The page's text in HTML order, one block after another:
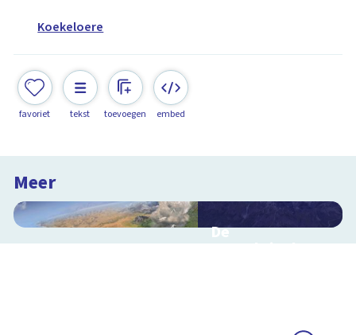
Koekeloere
favoriet tekst toevoegen embed
Meer
De
waterkringloop